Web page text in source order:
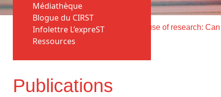
Accueil > Publications >
Publications
Médiathèque
Blogue du CIRST
Infolettre L’expreST
Ressources